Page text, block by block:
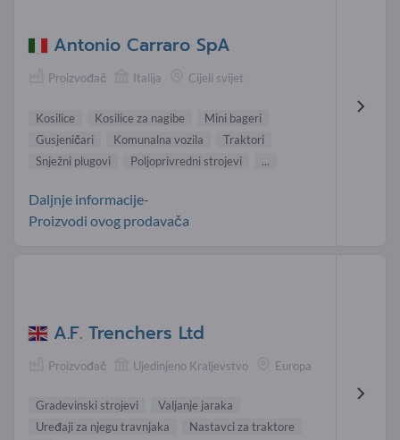
Antonio Carraro SpA
Proizvođač Italija Cijeli svijet
Kosilice Kosilice za nagibe
Mini bageri
Gusjeničari
Komunalna vozila
Traktori
Snježni plugovi
Poljoprivredni strojevi ...
Daljnje informacije-
Proizvodi ovog prodavača
A.F. Trenchers Ltd
Proizvođač Ujedinjeno Kraljevstvo Europa
Gradevinski strojevi
Valjanje jaraka
Uređaji za njegu travnjaka
Nastavci za traktore